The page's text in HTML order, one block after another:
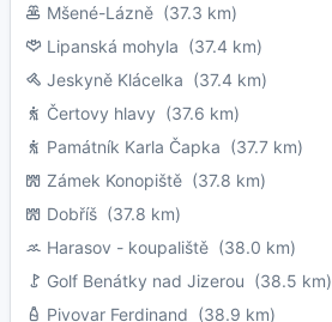
Mšené-Lázně (37.3 km)
Lipanská mohyla (37.4 km)
Jeskyně Klácelka (37.4 km)
Čertovy hlavy (37.6 km)
Památník Karla Čapka (37.7 km)
Zámek Konopiště (37.8 km)
Dobříš (37.8 km)
Harasov - koupaliště (38.0 km)
Golf Benátky nad Jizerou (38.5 km)
Pivovar Ferdinand (38.9 km)